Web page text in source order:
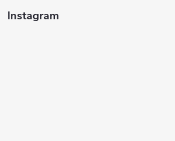
Instagram